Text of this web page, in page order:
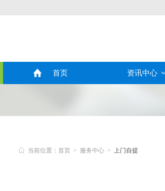
首页 资讯中心
 当前位置：首页 > 服务中心 > 上门自提